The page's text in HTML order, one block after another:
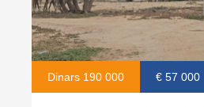
Dinars 190 000 € 57 000